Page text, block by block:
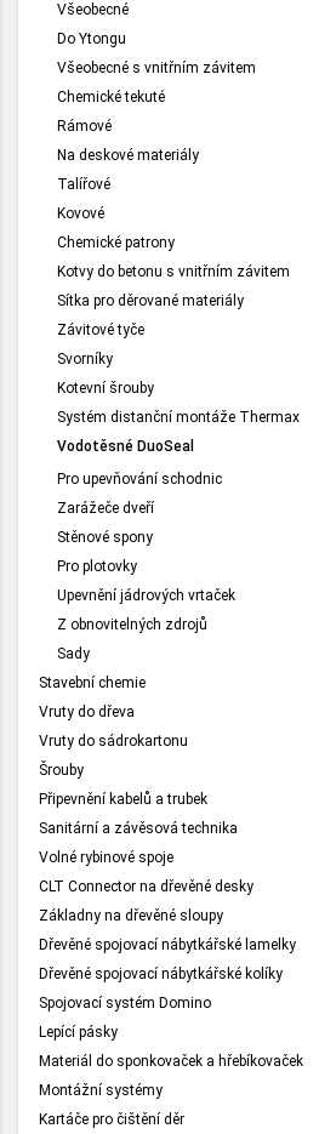
Všeobecné
Do Ytongu
Všeobecné s vnitřním závitem
Chemické tekuté
Rámové
Na deskové materiály
Talířové
Kovové
Chemické patrony
Kotvy do betonu s vnitřním závitem
Sítka pro děrované materiály
Závitové tyče
Svorníky
Kotevní šrouby
Systém distanční montáže Thermax
Vodotěsné DuoSeal
Pro upevňování schodnic
Zarážeče dveří
Stěnové spony
Pro plotovky
Upevnění jádrových vrtaček
Z obnovitelných zdrojů
Sady
Stavební chemie
Vruty do dřeva
Vruty do sádrokartonu
Šrouby
Připevnění kabelů a trubek
Sanitární a závěsová technika
Volné rybinové spoje
CLT Connector na dřevěné desky
Základny na dřevěné sloupy
Dřevěné spojovací nábytkářské lamelky
Dřevěné spojovací nábytkářské kolíky
Spojovací systém Domino
Lepící pásky
Materiál do sponkovaček a hřebíkovaček
Montážní systémy
Kartáče pro čištění děr